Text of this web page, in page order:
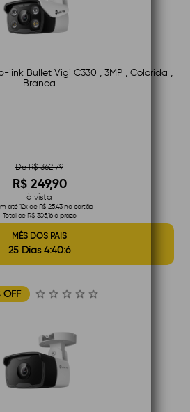
link Bullet Vigi C330 , 3MP , Colorida ,
Branca
De R$ 362,79
R$ 249,90
à vista
até 12x de R$ 25,43 no cartão
Total de R$ 305,16 à prazo
MÊS DOS PAIS
25 Dias 4:40:5
OFF